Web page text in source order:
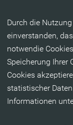
Durch die
einverstanden,
notwendie
Speicherung Ihrer
Cookies
statistischer
Informationen